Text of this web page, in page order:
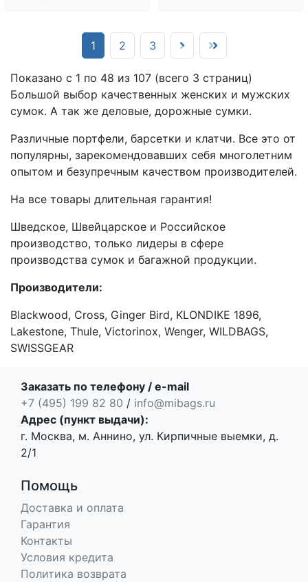
1(current)
2 3
Показано с 1 по 48 из 107 (всего 3 страниц)
Большой выбор качественных женских и мужских
сумок. А так же деловые, дорожные сумки.
Различные портфели, барсетки и клатчи. Все это от
популярны, зарекомендовавших себя многолетним
опытом и безупречным качеством производителей.
На все товары длительная гарантия!
Шведское, Швейцарское и Российское
производство, только лидеры в сфере
производства сумок и багажной продукции.
Производители:
Blackwood, Cross, Ginger Bird, KLONDIKE 1896,
Lakestone, Thule, Victorinox, Wenger, WILDBAGS,
SWISSGEAR
Заказать по телефону / e-mail
+7 (495) 199 82 80 / info@mibags.ru
Адрес (пункт выдачи):
г. Москва, м. Аннино, ул. Кирпичные выемки, д.
2/1
Помощь
Доставка и оплата
Гарантия
Контакты
Условия кредита
Политика возврата